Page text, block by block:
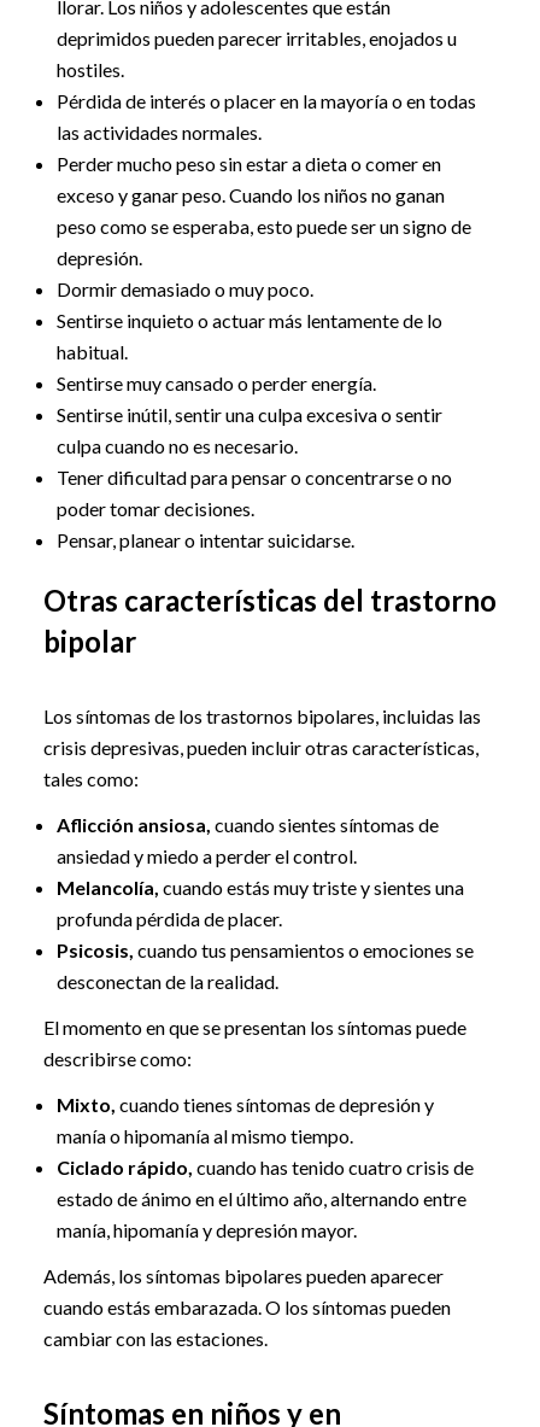
llorar. Los niños y adolescentes que están
deprimidos pueden parecer irritables, enojados u
hostiles.
Pérdida de interés o placer en la mayoría o en todas
las actividades normales.
Perder mucho peso sin estar a dieta o comer en
exceso y ganar peso. Cuando los niños no ganan
peso como se esperaba, esto puede ser un signo de
depresión.
Dormir demasiado o muy poco.
Sentirse inquieto o actuar más lentamente de lo
habitual.
Sentirse muy cansado o perder energía.
Sentirse inútil, sentir una culpa excesiva o sentir
culpa cuando no es necesario.
Tener dificultad para pensar o concentrarse o no
poder tomar decisiones.
Pensar, planear o intentar suicidarse.
Otras características del trastorno
bipolar
Los síntomas de los trastornos bipolares, incluidas las
crisis depresivas, pueden incluir otras características,
tales como:
Aflicción ansiosa, cuando sientes síntomas de
ansiedad y miedo a perder el control.
Melancolía, cuando estás muy triste y sientes una
profunda pérdida de placer.
Psicosis, cuando tus pensamientos o emociones se
desconectan de la realidad.
El momento en que se presentan los síntomas puede
describirse como:
Mixto, cuando tienes síntomas de depresión y
manía o hipomanía al mismo tiempo.
Ciclado rápido, cuando has tenido cuatro crisis de
estado de ánimo en el último año, alternando entre
manía, hipomanía y depresión mayor.
Además, los síntomas bipolares pueden aparecer
cuando estás embarazada. O los síntomas pueden
cambiar con las estaciones.
Síntomas en niños y en